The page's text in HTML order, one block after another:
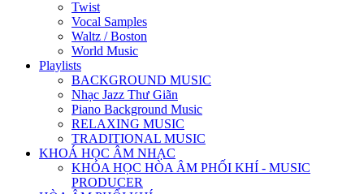
Twist
Vocal Samples
Waltz / Boston
World Music
Playlists
BACKGROUND MUSIC
Nhạc Jazz Thư Giãn
Piano Background Music
RELAXING MUSIC
TRADITIONAL MUSIC
KHOÁ HỌC ÂM NHẠC
KHÓA HỌC HÒA ÂM PHỐI KHÍ - MUSIC
PRODUCER